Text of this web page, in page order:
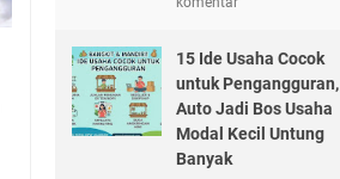
15 Ide Usaha Cocok
untuk Pengangguran,
Auto Jadi Bos Usaha
Modal Kecil Untung
Banyak